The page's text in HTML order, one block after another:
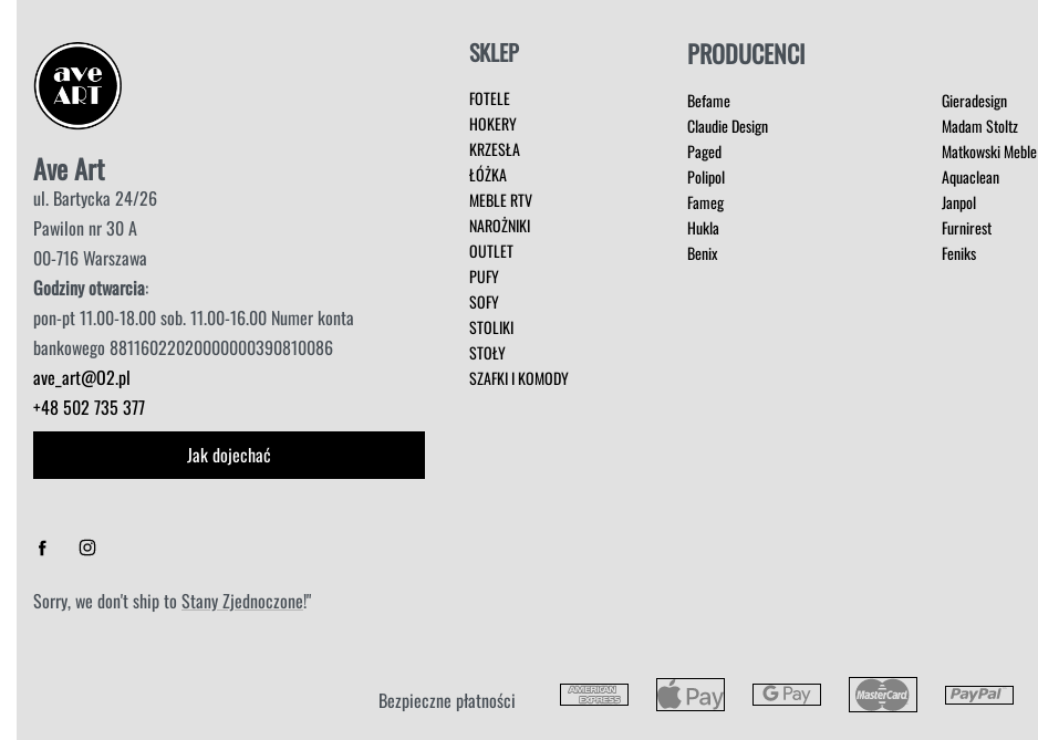
Ave Art
ul. Bartycka 24/26
Pawilon nr 30 A
00-716 Warszawa
Godziny otwarcia:
pon-pt 11.00-18.00 sob. 11.00-16.00 Numer konta
bankowego 88116022020000000390810086
ave_art@O2.pl
+48 502 735 377
Jak dojechać
Sorry, we don't ship to Stany Zjednoczone!"
SKLEP
FOTELE
HOKERY
KRZESŁA
ŁÓŻKA
MEBLE RTV
NAROŻNIKI
OUTLET
PUFY
SOFY
STOLIKI
STOŁY
SZAFKI I KOMODY
PRODUCENCI
Befame
Claudie Design
Paged
Polipol
Fameg
Hukla
Benix
Gieradesign
Madam Stoltz
Matkowski Meble
Aquaclean
Janpol
Furnirest
Feniks
Bezpieczne płatności